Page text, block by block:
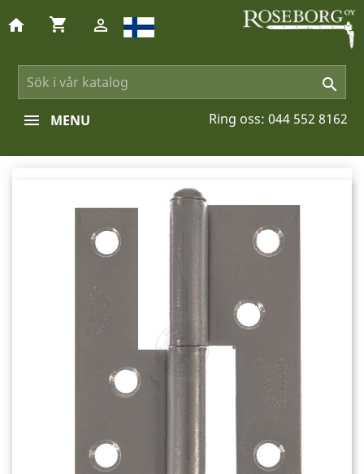

home shopping_cart 
Ring oss: 044 552 8162
MENU